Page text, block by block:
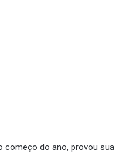
começo do ano, provou sua